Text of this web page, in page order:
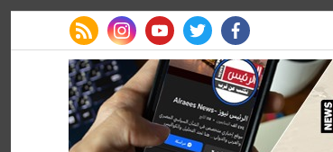
facebook
twitter
youtube
instagram
rss feed